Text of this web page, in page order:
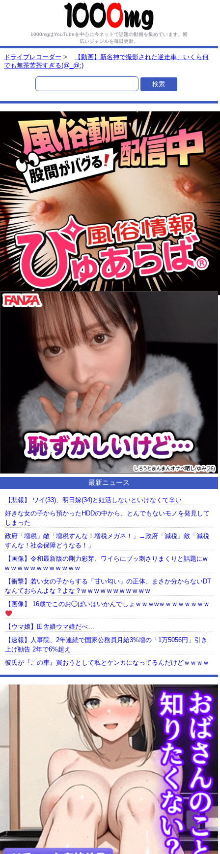
1000mgはYouTubeを中心に今ネットで話題の動画を集めています。 幅
広いジャンルを毎日更新。
ドライブレコーダー >
【動画】新名神で撮影された逆走車、いくら何
でも無茶苦茶すぎる(@_@;)
最新ニュース
【悲報】 ワイ(33)、明日嫁(34)と妊活しないといけなくて辛い
好きな女の子から預かったHDDの中から、とんでもないモノを発見して
しまった
政府「増税」敵「増税すんな！増税メガネ！」→政府「減税」敵「減税
すんな！社会保障どうなる！」
【画像】令和最新版の剛力彩芽、ワイらにブッ刺さりまくりと話題にw
w w w w w w w w w w w w
【衝撃】若い女の子からする「甘い匂い」の正体、まさか分からないDT
なんておらんよな？よな？w w w w w w w w w w w
【画像】 16歳でこのお◯ぱいはいかんでしょｗｗｗwｗｗｗｗｗｗｗｗ
【ウマ娘】田舎娘ウマ娘だべ…
【速報】人事院、2年連続で国家公務員月給3%増の「1万5056円」引き
上げ勧告 2年で6%超え
彼氏が『この車』買おうとして私とケンカになってるんだけどｗｗｗｗ
【動画】USJの禁止エリアに子どもたちが続々乱入 → スタッフが注意し
ても止まらない事態に
Powered by livedoor 相互RSS